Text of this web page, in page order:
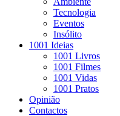
Tecnologia
Eventos
Insólito
1001 Ideias
1001 Livros
1001 Filmes
1001 Vidas
1001 Pratos
Opinião
Contactos